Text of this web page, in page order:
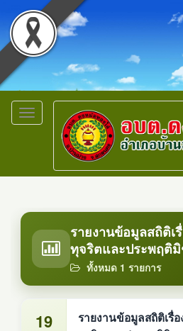
Toggle
navigation
รายงานข้อมูลสถิติเ
ทุจริตและประพฤติ
ทั้งหมด 1 รายการ
19
รายงานข้อมูลสถิติเรื่อ